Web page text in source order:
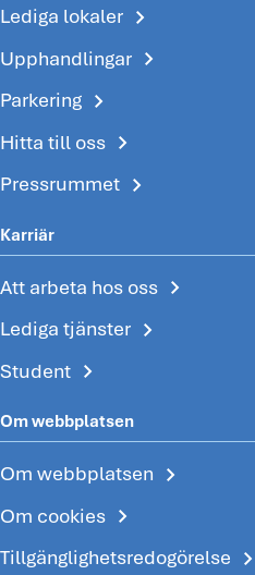
Lediga lokaler chevron_right
Upphandlingar chevron_right
Parkering chevron_right
Hitta till oss chevron_right
Pressrummet chevron_right
Karriär
Att arbeta hos oss chevron_right
Lediga tjänster chevron_right
Student chevron_right
Om webbplatsen
Om webbplatsen chevron_right
Om cookies chevron_right
Tillgänglighetsredogörelse chevron_right